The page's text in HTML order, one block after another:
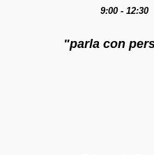
9:00 -
"parla con